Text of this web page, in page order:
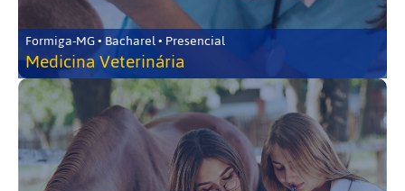
Formiga-MG • Bacharel • Presencial
Medicina Veterinária